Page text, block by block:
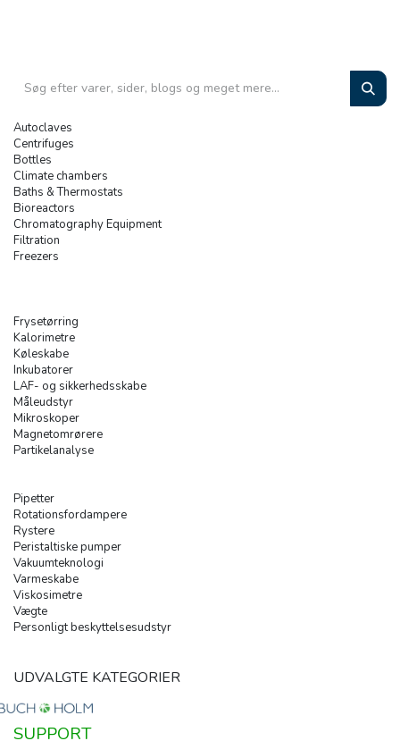
Autoclaves
Centrifuges
Bottles
Climate chambers
Baths & Thermostats
Bioreactors
Chromatography Equipment
Filtration
Freezers
Frysetørring
Kalorimetre
Køleskabe
Inkubatorer
LAF- og sikkerhedsskabe
Måleudstyr
Mikroskoper
Magnetomrørere
Partikelanalyse
Pipetter
Rotationsfordampere
Rystere
Peristaltiske pumper
Vakuumteknologi
Varmeskabe
Viskosimetre
Vægte
Personligt beskyttelsesudstyr
UDVALGTE KATEGORIER
SUPPORT